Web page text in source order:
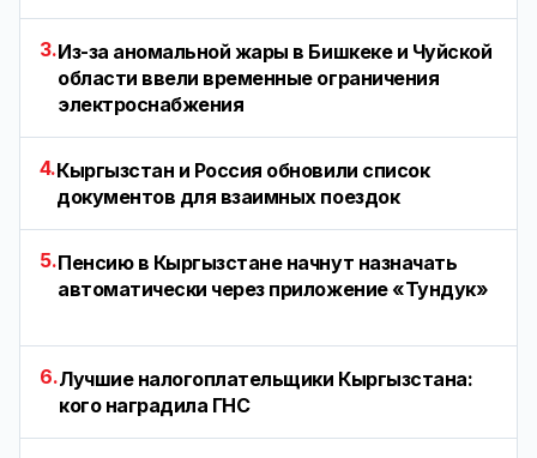
3.Из-за аномальной жары в Бишкеке и Чуйской
области ввели временные ограничения
электроснабжения
4.Кыргызстан и Россия обновили список
документов для взаимных поездок
5.Пенсию в Кыргызстане начнут назначать
автоматически через приложение «Тундук»
6.Лучшие налогоплательщики Кыргызстана:
кого наградила ГНС